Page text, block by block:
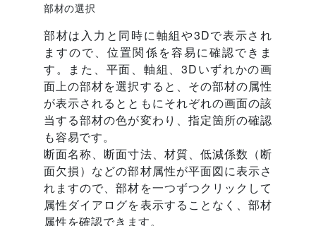
部材の選択
部材は入力と同時に軸組や3Dで表示され
ますので、位置関係を容易に確認できま
す。また、平面、軸組、3Dいずれかの画
面上の部材を選択すると、その部材の属性
が表示されるとともにそれぞれの画面の該
当する部材の色が変わり、指定箇所の確認
も容易です。
断面名称、断面寸法、材質、低減係数（断
面欠損）などの部材属性が平面図に表示さ
れますので、部材を一つずつクリックして
属性ダイアログを表示することなく、部材
属性を確認できます。